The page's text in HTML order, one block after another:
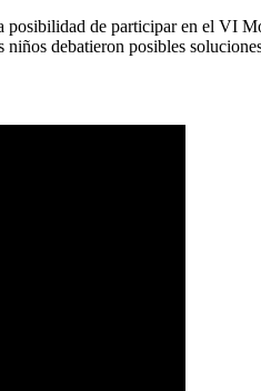
de participar en el VI
debatieron posibles